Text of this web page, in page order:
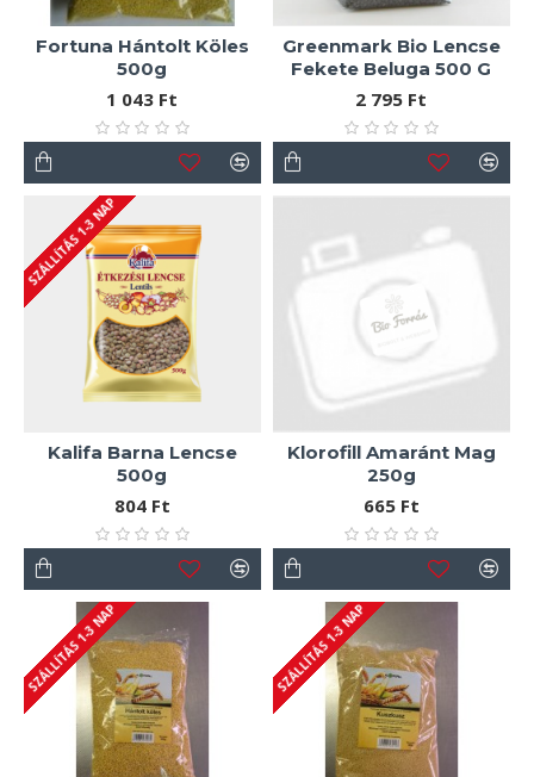
Fortuna Hántolt Köles
500g
1 043 Ft
Greenmark Bio Lencse
Fekete Beluga 500 G
2 795 Ft
SZÁLLÍTÁS 1-3 NAP
Kalifa Barna Lencse
500g
804 Ft
Klorofill Amaránt Mag
250g
665 Ft
SZÁLLÍTÁS 1-3 NAP SZÁLLÍTÁS 1-3 NAP